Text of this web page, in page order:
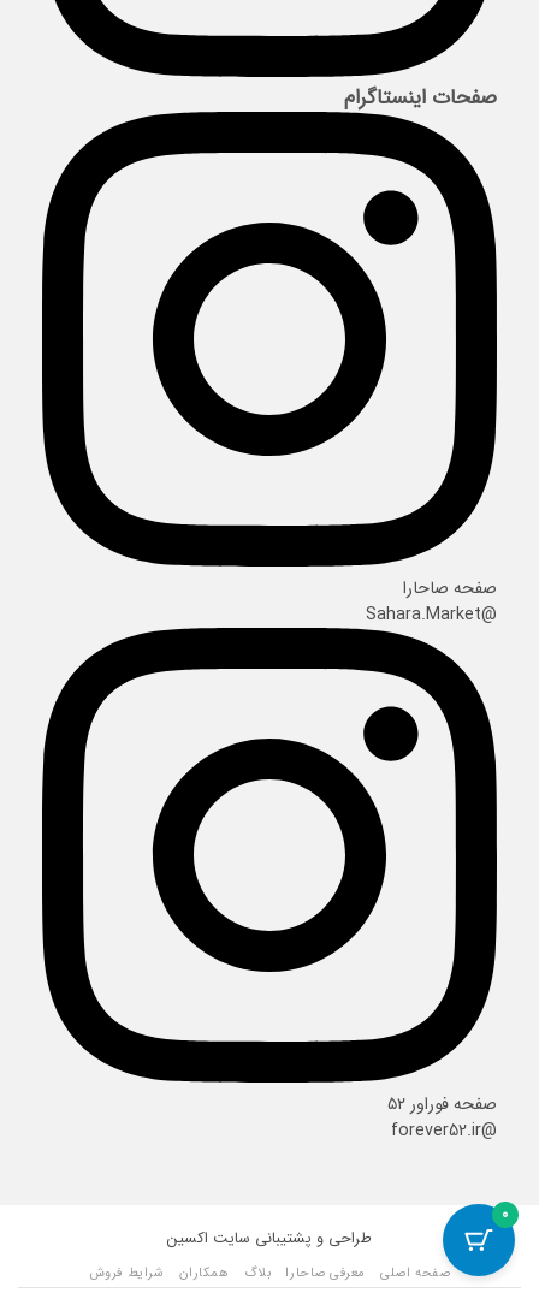
صفحات اینستاگرام
صفحه صاحارا
@Sahara.Market
صفحه فوراور ۵۲
@forever52.ir
طراحی و پشتیبانی سایت اکسین
صفحه اصلی معرفی صاحارا بلاگ همکاران شرایط فروش
0